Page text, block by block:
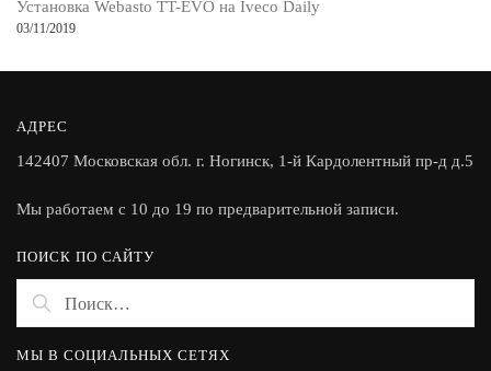
Установка Webasto TT-EVO на Iveco Daily
03/11/2019
АДРЕС
142407 Московская обл. г. Ногинск, 1-й Кардолентный пр-д д.5
Мы работаем с 10 до 19 по предварительной записи.
ПОИСК ПО САЙТУ
Найти:
МЫ В СОЦИАЛЬНЫХ СЕТЯХ